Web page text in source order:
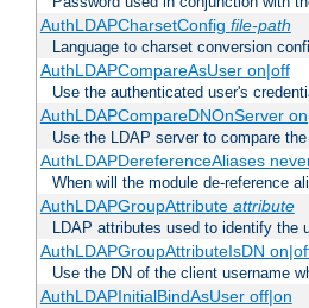
AuthLDAPCharsetConfig file-path
Language to charset conversion
AuthLDAPCompareAsUser on|off
Use the authenticated user's
AuthLDAPCompareDNOnServer
Use the LDAP server to compare the
AuthLDAPDereferenceAliases
When will the module de-reference
AuthLDAPGroupAttribute attribute
LDAP attributes used to identify the
AuthLDAPGroupAttributeIsDN
Use the DN of the client username
AuthLDAPInitialBindAsUser off|on